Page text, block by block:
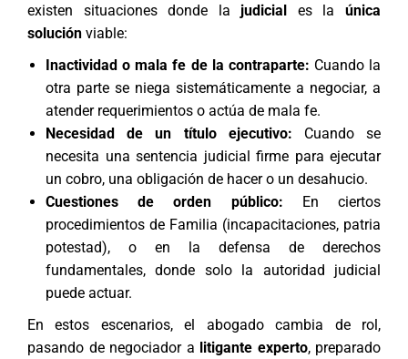
existen situaciones donde la judicial es laúnica
solución viable:
Inactividad o mala fe de la contraparte: Cuando la
otra parte se niega sistemáticamente a negociar, a
atender requerimientos o actúa de mala fe.
Necesidad de un título ejecutivo: Cuando se
necesita una sentencia judicial firme para ejecutar
un cobro, una obligación de hacer o un desahucio.
Cuestiones de orden público: En ciertos
procedimientos de Familia (incapacitaciones, patria
potestad), o en la defensa de derechos
fundamentales, donde solo la autoridad judicial
puede actuar.
En estos escenarios, el abogado cambia de rol,
pasando de negociador a litigante experto, preparado